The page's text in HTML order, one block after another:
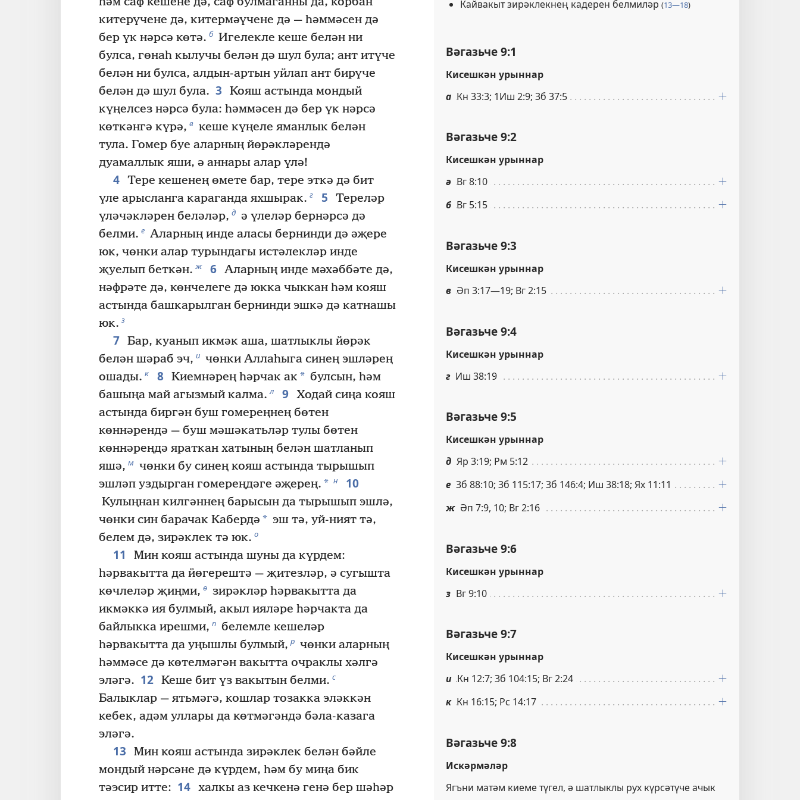
китерүчене дә, китермәүчене дә — һәммәсен дә
бер үк нәрсә көтә. б Игелекле кеше белән ни
булса, гөнаһ кылучы белән дә шул була; ант итүче
белән ни булса, алдын-артын уйлап ант бирүче
белән дә шул була. 3
Кояш астында мондый
күңелсез нәрсә була: һәммәсен дә бер үк нәрсә
көткәнгә күрә, в кеше күңеле яманлык белән
тула. Гомер буе аларның йөрәкләрендә
дуамаллык яши, ә аннары алар үлә!
4 Тере кешенең өмете бар, тере эткә дә бит
үле арысланга караганда яхшырак. г 5
Тереләр
үләчәкләрен беләләр, д ә үлеләр бернәрсә дә
белми. е Аларның инде аласы бернинди дә әҗере
юк, чөнки алар турындагы истәлекләр инде
җуелып беткән. ж 6 Аларның инде мәхәббәте дә,
нәфрәте дә, көнчелеге дә юкка чыккан һәм кояш
астында башкарылган бернинди эшкә дә катнашы
юк. з
7 Бар, куанып икмәк аша, шатлыклы йөрәк
белән шәраб эч, и чөнки Аллаһыга синең эшләрең
ошады. к 8 Киемнәрең һәрчак ак * булсын, һәм
башыңа май агызмый калма. л 9 Ходай сиңа кояш
астында биргән буш гомереңнең бөтен
көннәрендә — буш мәшәкатьләр тулы бөтен
көннәреңдә яраткан хатының белән шатланып
яшә, м чөнки бу синең кояш астында тырышып
эшләп уздырган гомереңдәге әҗерең. * н 10
Кулыңнан килгәннең барысын да тырышып эшлә,
чөнки син барачак Кабердә * эш тә, уй-ният тә,
белем дә, зирәклек тә юк. о
11
Мин кояш астында шуны да күрдем:
һәрвакытта да йөгерештә — җитезләр, ә сугышта
көчлеләр җиңми, ө зирәкләр һәрвакытта да
икмәккә ия булмый, акыл ияләре һәрчакта да
байлыкка ирешми, п белемле кешеләр
һәрвакытта да уңышлы булмый, р чөнки аларның
һәммәсе дә көтелмәгән вакытта очраклы хәлгә
эләгә. 12 Кеше бит үз вакытын белми. с
Балыклар — ятьмәгә, кошлар тозакка эләккән
кебек, адәм уллары да көтмәгәндә бәла-казага
эләгә.
13
Мин кояш астында зирәклек белән бәйле
мондый нәрсәне дә күрдем, һәм бу миңа бик
тәэсир итте: 14 халкы аз кечкенә генә бер шәһәр
Кайвакыт зирәклекнең кадерен белмиләр (13—18)
Вәгазьче 9:1
Кисешкән урыннар
а Кн 33:3; 1Иш 2:9; Зб 37:5
Вәгазьче 9:2
Кисешкән урыннар
ә Вг 8:10
б Вг 5:15
Вәгазьче 9:3
Кисешкән урыннар
в Әп 3:17—19; Вг 2:15
Вәгазьче 9:4
Кисешкән урыннар
г Иш 38:19
Вәгазьче 9:5
Кисешкән урыннар
д Яр 3:19; Рм 5:12
е Зб 88:10; Зб 115:17; Зб 146:4; Иш 38:18; Ях 11:11
ж Әп 7:9, 10; Вг 2:16
Вәгазьче 9:6
Кисешкән урыннар
з Вг 9:10
Вәгазьче 9:7
Кисешкән урыннар
и Кн 12:7; Зб 104:15; Вг 2:24
к Кн 16:15; Рс 14:17
Вәгазьче 9:8
Искәрмәләр
Ягъни матәм киеме түгел, ә шатлыклы рух күрсәтүче ачык